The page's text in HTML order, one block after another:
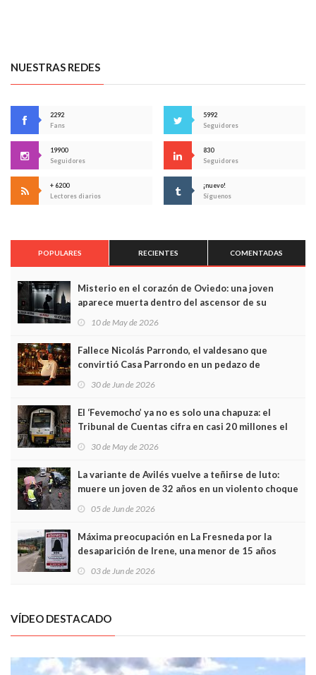
NUESTRAS REDES
2292
Fans
5992
Seguidores
19900
Seguidores
830
Seguidores
+ 6200
Lectores diarios
¡nuevo!
Síguenos
POPULARES RECIENTES COMENTADAS
Misterio en el corazón de Oviedo: una joven
aparece muerta dentro del ascensor de su
edificio y las cámaras captan sus últimos minutos
10 de May de 2026
Fallece Nicolás Parrondo, el valdesano que
convirtió Casa Parrondo en un pedazo de
Asturias en Madrid
30 de Jun de 2026
El ‘Fevemocho’ ya no es solo una chapuza: el
Tribunal de Cuentas cifra en casi 20 millones el
sobrecoste de los trenes que no cabían por los
30 de May de 2026
La variante de Avilés vuelve a teñirse de luto:
muere un joven de 32 años en un violento choque
frontal
05 de Jun de 2026
Máxima preocupación en La Fresneda por la
desaparición de Irene, una menor de 15 años
03 de Jun de 2026
VÍDEO DESTACADO